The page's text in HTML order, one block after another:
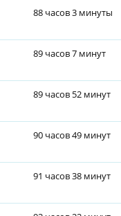
88 часов 3 минуты
89 часов 7 минут
89 часов 52 минут
90 часов 49 минут
91 часов 38 минут